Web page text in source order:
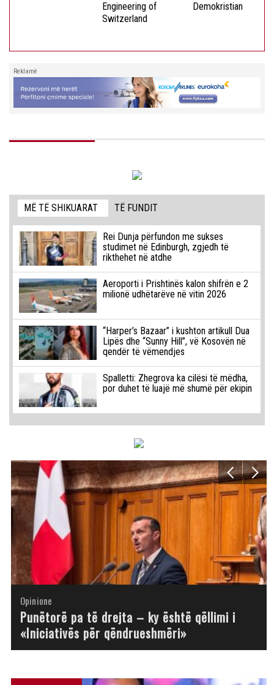
Engineering of
Switzerland
Demokristian
Reklamë
MË TË SHIKUARAT TË FUNDIT
Rei Dunja përfundon me sukses
studimet në Edinburgh, zgjedh të
rikthehet në atdhe
Aeroporti i Prishtinës kalon shifrën e 2
milionë udhëtarëve në vitin 2026
“Harper’s Bazaar” i kushton artikull Dua
Lipës dhe “Sunny Hill”, vë Kosovën në
qendër të vëmendjes
Spalletti: Zhegrova ka cilësi të mëdha,
por duhet të luajë më shumë për ekipin
Opinione
Opinione
Punëtorë pa të drejta – ky është qëllimi i
«Iniciativës për qëndrueshmëri»
Opinione
Opinione
Opinione
Opinione
Opinione
Opinione